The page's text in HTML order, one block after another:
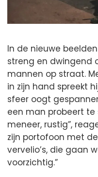
In de nieuwe
streng en dwingend
mannen op straat.
in zijn hand spreekt
sfeer oogt
een man probeert te
meneer, rustig”,
zijn portofoon met
vervelio’s, die gaan
voorzichtig.”